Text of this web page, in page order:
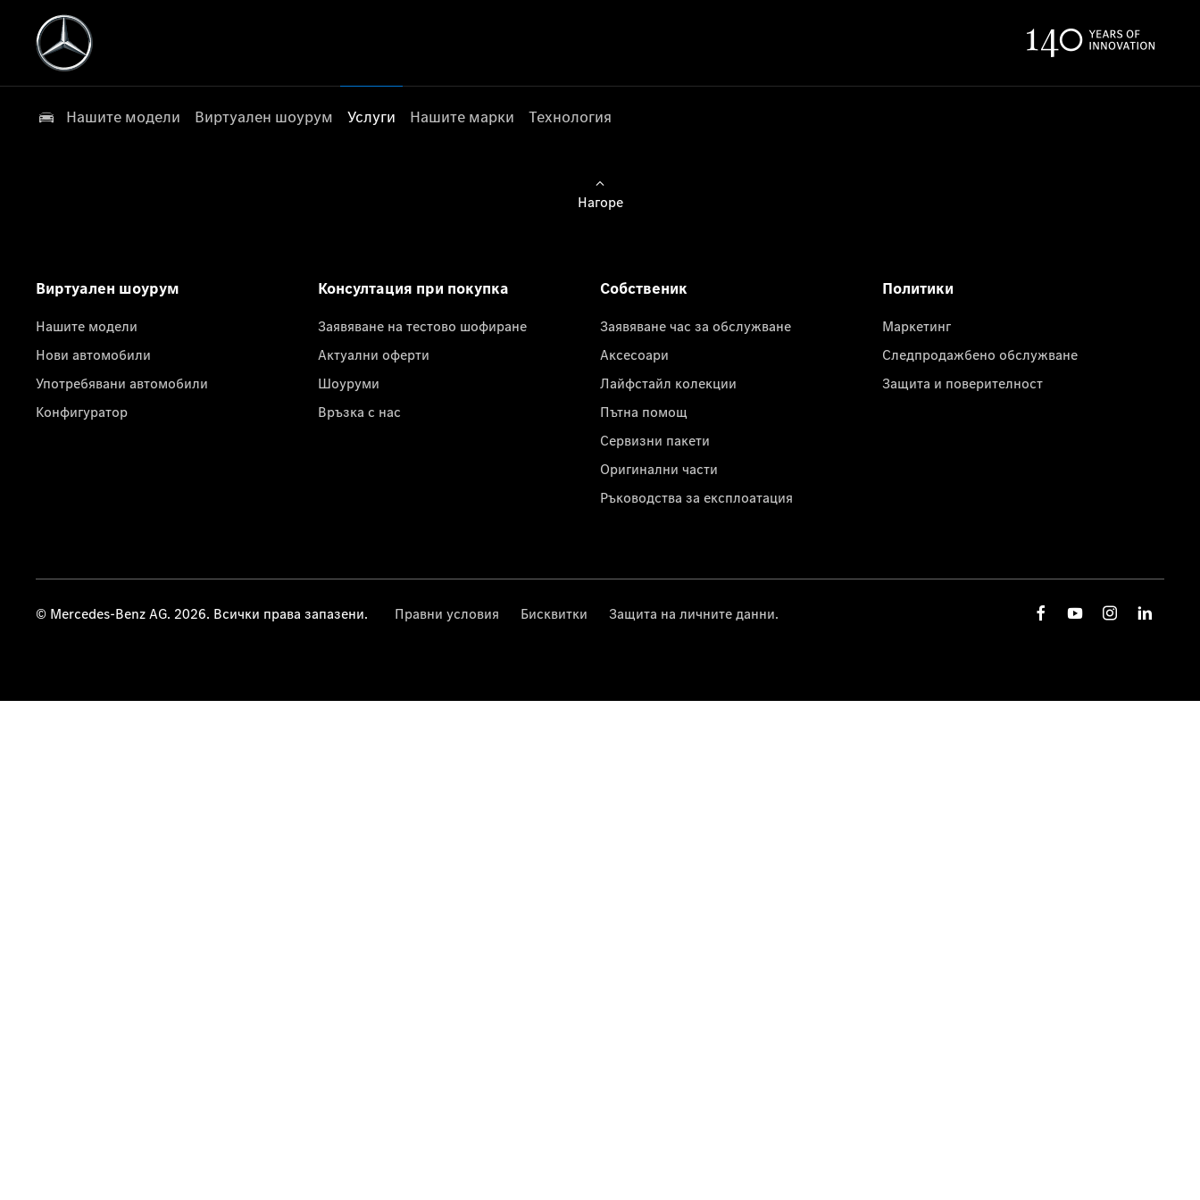
Нашите модели Виртуален шоурум Услуги Нашите марки Технология
Нагоре
Виртуален шоурум
Нашите модели
Нови автомобили
Употребявани автомобили
Конфигуратор
Консултация при покупка
Заявяване на тестово шофиране
Актуални оферти
Шоуруми
Връзка с нас
Собственик
Заявяване час за обслужване
Аксесоари
Лайфстайл колекции
Пътна помощ
Сервизни пакети
Оригинални части
Ръководства за експлоатация
Политики
Маркетинг
Следпродажбено обслужване
Защита и поверителност
© Mercedes-Benz AG. 2026. Всички права запазени. Правни условия Бисквитки Защита на личните данни.